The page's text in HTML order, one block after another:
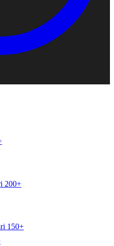
200+
150+